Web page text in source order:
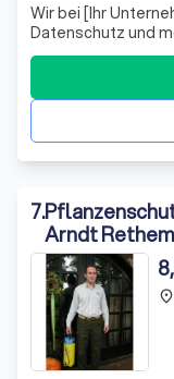
Wir bei [Ihr
Datenschutz und
nutzt
Technologien, um
personalisiertes
Dateien, die auf
7.
Arndt
place